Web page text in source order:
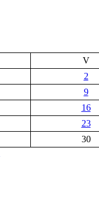
V
2
9
16
23
30